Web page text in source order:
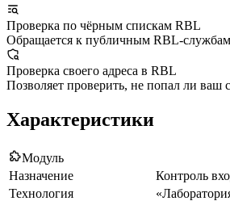
Проверка по чёрным спискам RBL
Обращается к публичным RBL-службам,
Проверка своего адреса в RBL
Позволяет проверить, не попал ли
Характеристики
Модуль
Назначение
Контроль
Технология